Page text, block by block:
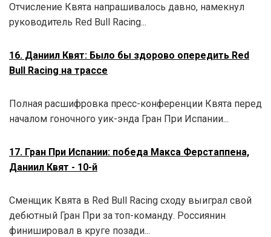
Отчисление Квята напрашивалось давно, намекнул
руководитель Red Bull Racing...
16. Даниил Квят: Было бы здорово опередить Red
Bull Racing на трассе
Полная расшифровка пресс-конференции Квята перед
началом гоночного уик-энда Гран При Испании...
17. Гран При Испании: победа Макса Ферстаппена,
Даниил Квят - 10-й
Сменщик Квята в Red Bull Racing сходу выиграл свой
дебютный Гран При за топ-команду. Россиянин
финишировал в круге позади...